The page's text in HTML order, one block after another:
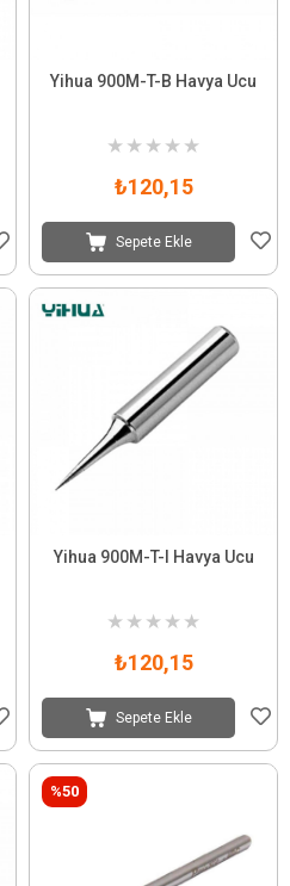
Yihua 900M-T-B Havya Ucu
★ ★ ★ ★ ★
₺120,15
Sepete Ekle
Yihua 900M-T-I Havya Ucu
★ ★ ★ ★ ★
₺120,15
Sepete Ekle
%50